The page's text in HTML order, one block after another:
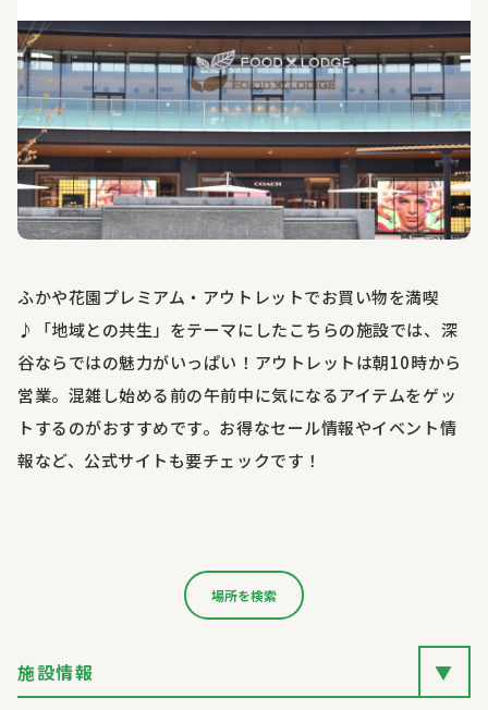
ふかや花園プレミアム・アウトレットでお買い物を満喫
♪「地域との共生」をテーマにしたこちらの施設では、深
谷ならではの魅力がいっぱい！アウトレットは朝10時から
営業。混雑し始める前の午前中に気になるアイテムをゲッ
トするのがおすすめです。お得なセール情報やイベント情
報など、公式サイトも要チェックです！
場所を検索
施設情報 ▼